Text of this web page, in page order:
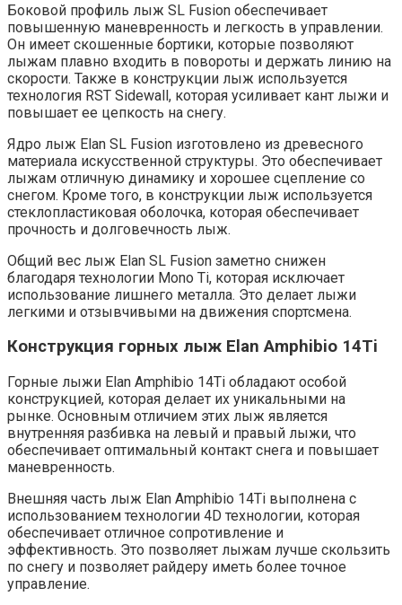
Боковой профиль лыж SL Fusion обеспечивает
повышенную маневренность и легкость в управлении.
Он имеет скошенные бортики, которые позволяют
лыжам плавно входить в повороты и держать линию на
скорости. Также в конструкции лыж используется
технология RST Sidewall, которая усиливает кант лыжи и
повышает ее цепкость на снегу.
Ядро лыж Elan SL Fusion изготовлено из древесного
материала искусственной структуры. Это обеспечивает
лыжам отличную динамику и хорошее сцепление со
снегом. Кроме того, в конструкции лыж используется
стеклопластиковая оболочка, которая обеспечивает
прочность и долговечность лыж.
Общий вес лыж Elan SL Fusion заметно снижен
благодаря технологии Mono Ti, которая исключает
использование лишнего металла. Это делает лыжи
легкими и отзывчивыми на движения спортсмена.
Конструкция горных лыж Elan Amphibio 14Ti
Горные лыжи Elan Amphibio 14Ti обладают особой
конструкцией, которая делает их уникальными на
рынке. Основным отличием этих лыж является
внутренняя разбивка на левый и правый лыжи, что
обеспечивает оптимальный контакт снега и повышает
маневренность.
Внешняя часть лыж Elan Amphibio 14Ti выполнена с
использованием технологии 4D технологии, которая
обеспечивает отличное сопротивление и
эффективность. Это позволяет лыжам лучше скользить
по снегу и позволяет райдеру иметь более точное
управление.